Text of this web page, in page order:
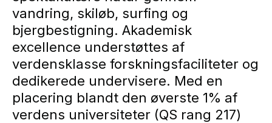
vandring, skiløb, surfing og
bjergbestigning. Akademisk
excellence understøttes af
verdensklasse forskningsfaciliteter og
dedikerede undervisere. Med en
placering blandt den øverste 1% af
verdens universiteter (QS rang 217)